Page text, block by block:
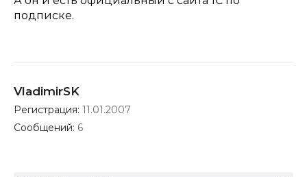
подписке.
VladimirSK
Регистрация: 11.01.2007
Сообщений: 6